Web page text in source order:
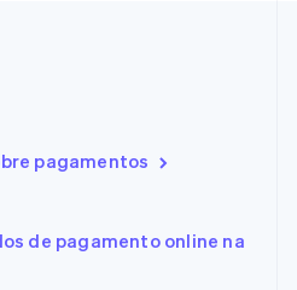
pagamentos
de pagamento online na